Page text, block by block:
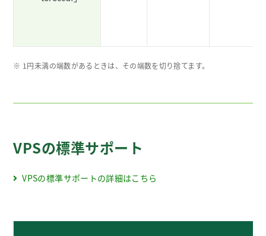
※ 1円未満の端数があるときは、その端数を切り捨てます。
VPSの標準サポート
VPSの標準サポートの詳細はこちら